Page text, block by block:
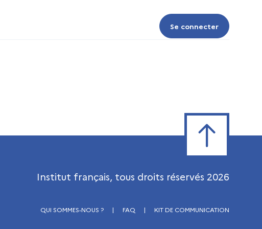
Se connecter
Se connecter
Institut français, tous droits réservés 2026
QUI SOMMES-NOUS ? | FAQ | KIT DE COMMUNICATION